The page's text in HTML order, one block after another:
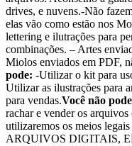
drives, e nuvens.-Não
elas vão como estão nos
lettering e ilutrações para
combinações. – Artes
Miolos enviados em PDF,
pode: -Utilizar o kit para
Utilizar as ilustrações para
para vendas.Você não
rachar e vender os
utilizaremos os meios
ARQUIVOS DIGITAIS,